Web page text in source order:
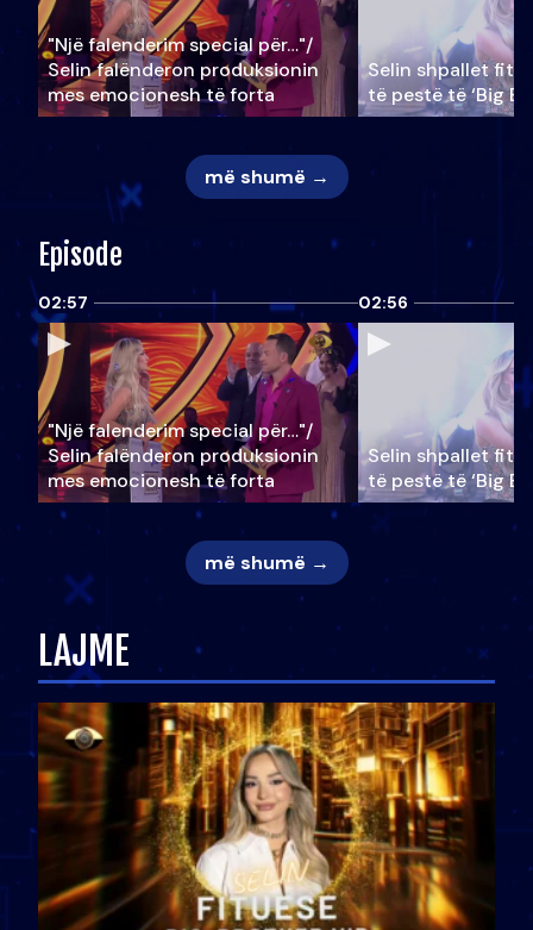
"Një falenderim special për…"/
Selin falënderon produksionin
mes emocionesh të forta
Selin shpallet
të pestë të ‘Big
më shumë →
Episode
02:57
"Një falenderim special për…"/
Selin falënderon produksionin
mes emocionesh të forta
02:56
Selin shpallet
të pestë të ‘Big
më shumë →
LAJME